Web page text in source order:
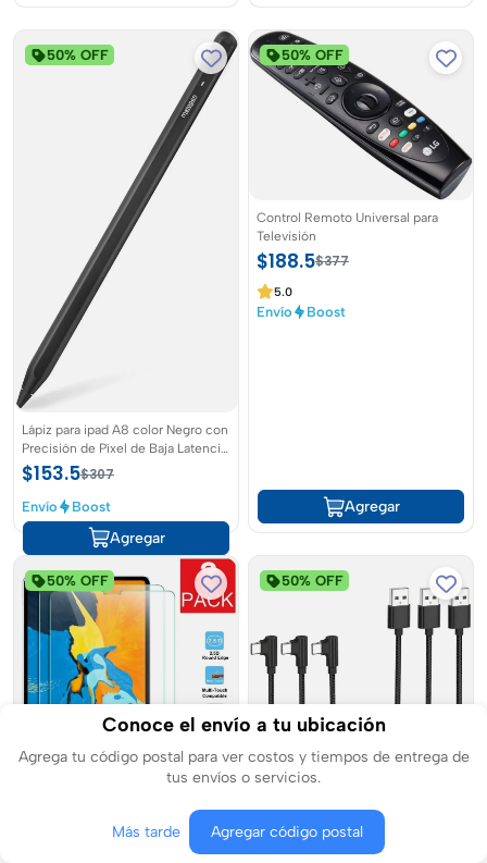
Conoce el envío a tu ubicación
Agrega tu código postal para ver costos y tiempos de entrega de
tus envíos o servicios.
Más tarde Agregar código postal
50% OFF
Lápiz para ipad A8 color Negro con
Precisión de Píxel de Baja Latencia
Ideal para Notas y Dibujo diseñado
para iPad
$153.5$307
Envío Boost
Agregar
50% OFF
Control Remoto Universal para
Televisión
$188.5$377
5.0
Envío Boost
Agregar
50% OFF
2022/2021/2020 4thGeneracion
$299
50% OFF
cables USB A a USB tipo C de 90
grados para Samsung y Google
$99.5$199